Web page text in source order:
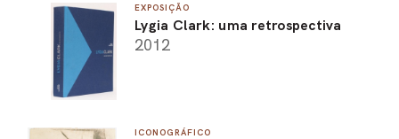
EXPOSIÇÃO
Lygia Clark: uma retrospectiva
2012
ICONOGRÁFICO